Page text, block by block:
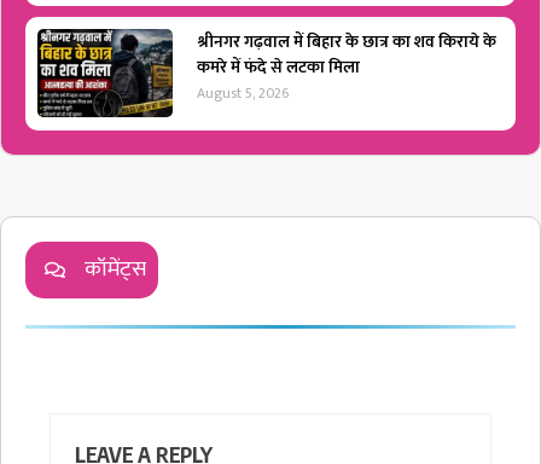
श्रीनगर गढ़वाल में बिहार के छात्र का शव किराये के
कमरे में फंदे से लटका मिला
August 5, 2026
कॉमेंट्स
LEAVE A REPLY